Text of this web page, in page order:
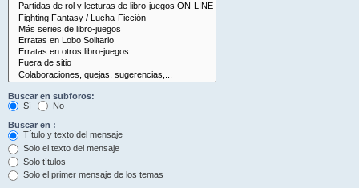
Buscar en subforos:
Sí
No
Buscar en :
Título y texto del mensaje
Solo el texto del mensaje
Solo títulos
Solo el primer mensaje de los temas